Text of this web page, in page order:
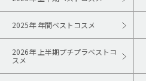
2025年 年間ベストコスメ
2026年 上半期プチプラベストコ
スメ